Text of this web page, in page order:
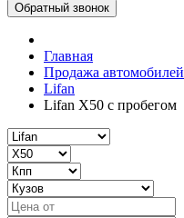
Обратный звонок
Главная
Продажа автомобилей
Lifan
Lifan X50 с пробегом